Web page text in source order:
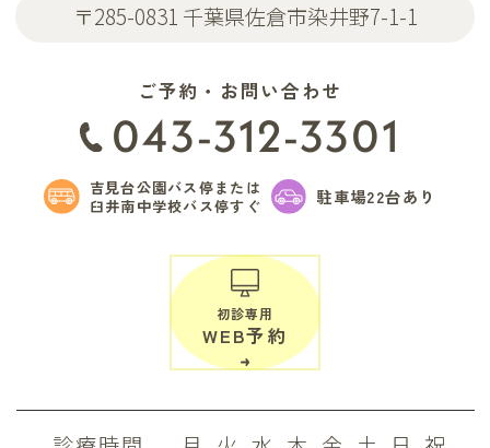
〒285-0831 千葉県佐倉市染井野7-1-1
ご予約・お問い合わせ
043-312-3301
吉見台公園バス停または
臼井南中学校バス停すぐ
駐車場22台あり
初診専用
WEB予約